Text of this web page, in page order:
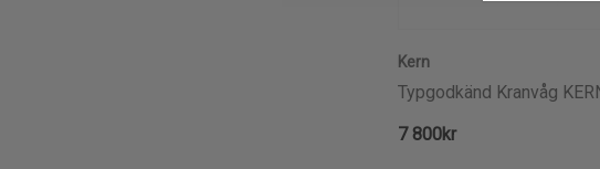
Kern
Typgodkänd Kranvåg
7 800kr